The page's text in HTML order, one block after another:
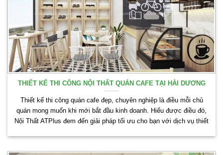
THIẾT KẾ THI CÔNG NỘI THẤT QUÁN CAFE TẠI HẢI DƯƠNG
Thiết kế thi công quán cafe đẹp, chuyên nghiệp là điều mỗi chủ
quán mong muốn khi mới bắt đầu kinh doanh. Hiểu được điều đó,
Nội Thất ATPlus đem đến giải pháp tối ưu cho bạn với dịch vụ thiết